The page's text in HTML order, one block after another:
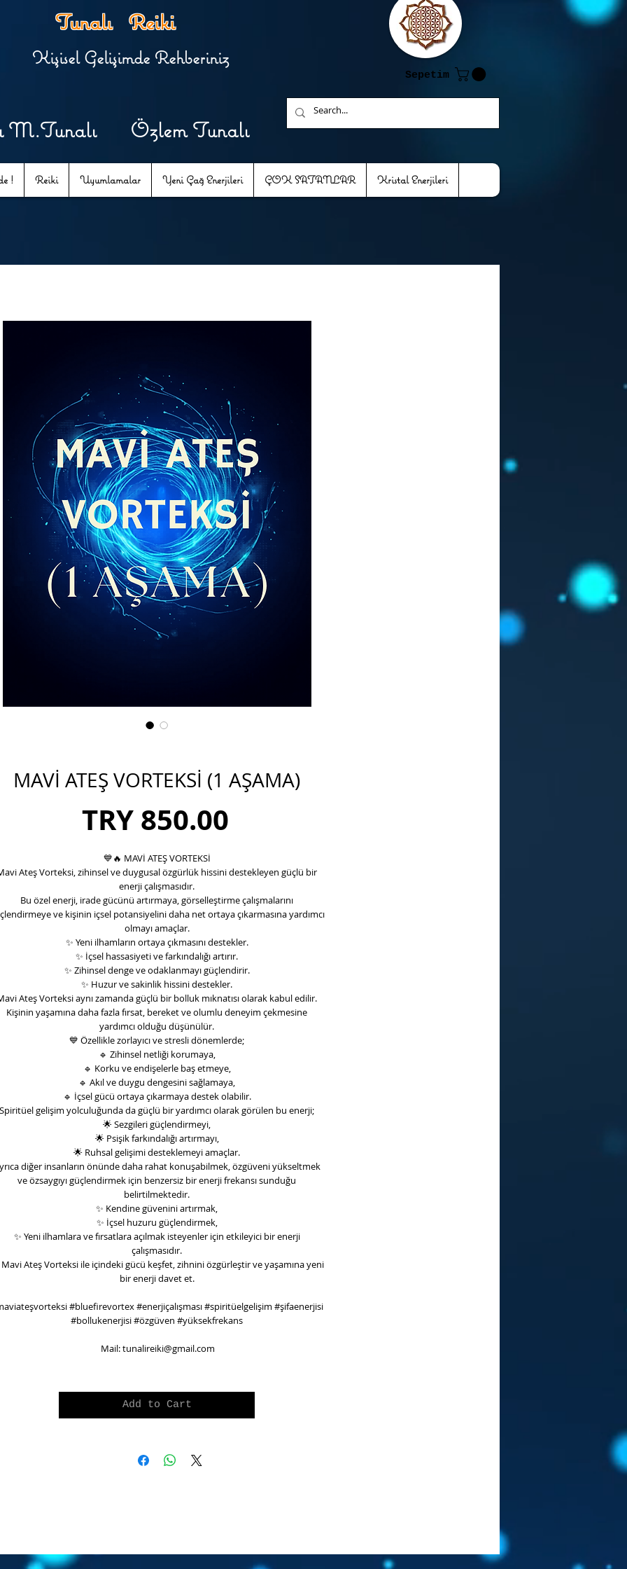
Tunalı Reiki
Kişisel Gelişimde Rehberiniz
M.Tunalı Özlem Tunalı
Sepetim
! Reiki Uyumlamalar Yeni Çağ Enerjileri ÇOK SATANLAR Kristal Enerjileri
MAVİ ATEŞ VORTEKSİ (1 AŞAMA)
TRY 850.00Price
💙🔥 MAVİ ATEŞ VORTEKSİ
Ateş Vorteksi, zihinsel ve duygusal özgürlük hissini destekleyen güçlü bir
enerji çalışmasıdır.
Bu özel enerji, irade gücünü artırmaya, görselleştirme çalışmalarını
ve kişinin içsel potansiyelini daha net ortaya çıkarmasına yardımcı
olmayı amaçlar.
✨ Yeni ilhamların ortaya çıkmasını destekler.
✨ İçsel hassasiyeti ve farkındalığı artırır.
✨ Zihinsel denge ve odaklanmayı güçlendirir.
✨ Huzur ve sakinlik hissini destekler.
Ateş Vorteksi aynı zamanda güçlü bir bolluk mıknatısı olarak kabul edilir.
Kişinin yaşamına daha fazla fırsat, bereket ve olumlu deneyim çekmesine
yardımcı olduğu düşünülür.
💙 Özellikle zorlayıcı ve stresli dönemlerde;
🔹 Zihinsel netliği korumaya,
🔹 Korku ve endişelerle baş etmeye,
🔹 Akıl ve duygu dengesini sağlamaya,
🔹 İçsel gücü ortaya çıkarmaya destek olabilir.
Spiritüel gelişim yolculuğunda da güçlü bir yardımcı olarak görülen bu enerji;
🌟Sezgileri güçlendirmeyi,
🌟Psişik farkındalığı artırmayı,
🌟 Ruhsal gelişimi desteklemeyi amaçlar.
diğer insanların önünde daha rahat konuşabilmek, özgüveni yükseltmek
ve özsaygıyı güçlendirmek için benzersiz bir enerji frekansı sunduğu
belirtilmektedir.
✨ Kendine güvenini artırmak,
✨ İçsel huzuru güçlendirmek,
✨ Yeni ilhamlara ve fırsatlara açılmak isteyenler için etkileyici bir enerji
çalışmasıdır.
Ateş Vorteksi ile içindeki gücü keşfet, zihnini özgürleştir ve yaşamına yeni
bir enerji davet et.
#bluefirevortex #enerjiçalışması #spiritüelgelişim #şifaenerjisi
#bollukenerjisi #özgüven #yüksekfrekans
Mail: tunalireiki@gmail.com
Add to Cart